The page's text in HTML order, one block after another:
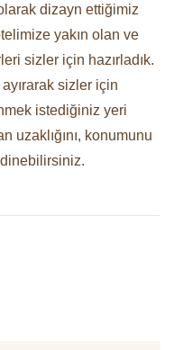
dizayn ettiğimiz
yakın olan ve
sizler için hazırladık.
ayırarak sizler için
istediğiniz yeri
uzaklığını, konumunu